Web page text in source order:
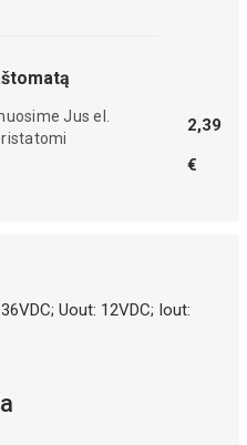
Jus el.
2,39
€
Uout: 12VDC; Iout: